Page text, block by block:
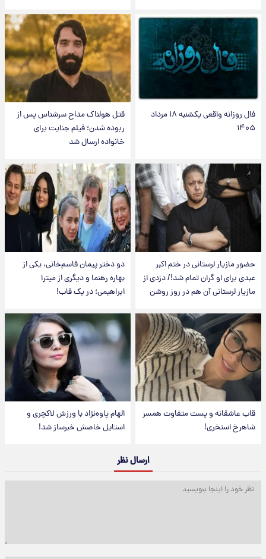
فال روزانه واقعی یکشنبه ۱۸ مرداد
۱۴۰۵
قتل هولناک مداح سرشناس پس از
ربوده شدن؛ فیلم جنایت برای
خانواده ارسال شد
حضور مازیار لرستانی در ختم اکبر
عبدی برای او گران تمام شد!/ دزدی از
مازیار لرستانی آن هم در روز روشن
دو دختر پیمان قاسم‌خانی، یکی از
بهاره رهنما و دیگری از میترا
ابراهیمی؛ در یک قاب!
قاب عاشقانه و پست متفاوت همسر
شاهرخ استخری!
الهام پاوه‌نژاد با ورزش لاکچری و
استایل خاصش خبرساز شد!
ارسال نظر